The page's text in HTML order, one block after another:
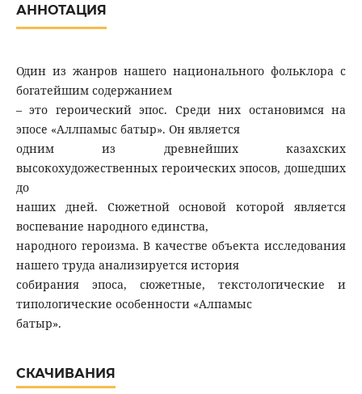
АННОТАЦИЯ
Один из жанров нашего национального фольклора с
богатейшим содержанием
– это героический эпос. Среди них остановимся на
эпосе «Аллпамыс батыр». Он является
одним из древнейших казахских
высокохудожественных героических эпосов, дошедших
до
наших дней. Сюжетной основой которой является
воспевание народного единства,
народного героизма. В качестве объекта исследования
нашего труда анализируется история
собирания эпоса, сюжетные, текстологические и
типологические особенности «Алпамыс
батыр».
СКАЧИВАНИЯ